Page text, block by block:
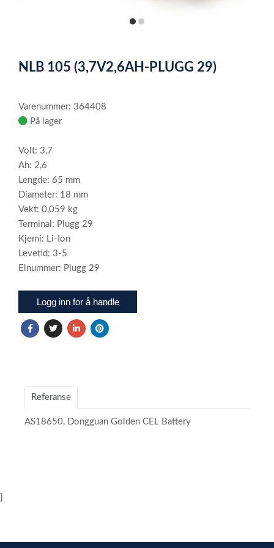
itemitem
of
NLB 105 (3,7V2,6AH-PLUGG 29)
Varenummer: 364408
På lager
Volt: 3,7
Ah: 2,6
Lengde: 65 mm
Diameter: 18 mm
Vekt: 0,059 kg
Terminal: Plugg 29
Kjemi: Li-Ion
Levetid: 3-5
Elnummer: Plugg 29
Logg inn for å handle
Referanse
AS18650, Dongguan Golden CEL Battery
}